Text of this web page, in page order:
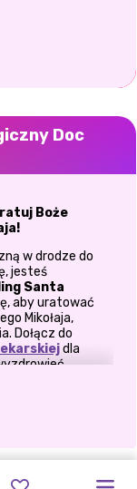
Doc
Boże
w drodze do
jesteś
Santa
aby uratować
Mikołaja,
Dołącz do
dla
Mikołaja
Twojej
PRZYGOTUJ